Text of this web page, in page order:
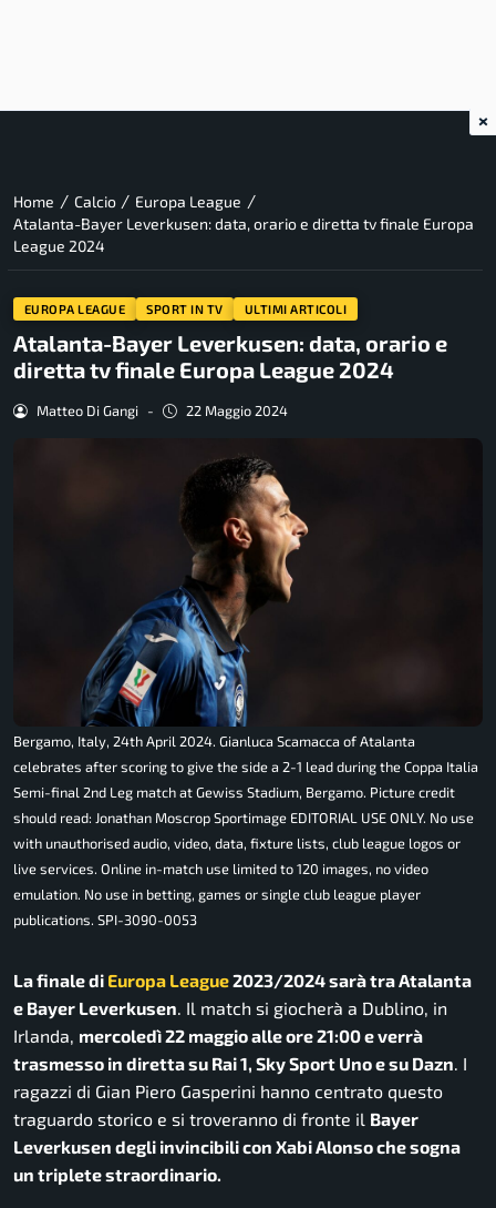
Home / Calcio / Europa League /
Atalanta-Bayer Leverkusen: data, orario e diretta tv finale Europa
League 2024
EUROPA LEAGUE SPORT IN TV ULTIMI ARTICOLI
Atalanta-Bayer Leverkusen: data, orario e
diretta tv finale Europa League 2024
Matteo Di Gangi - 22 Maggio 2024
Bergamo, Italy, 24th April 2024. Gianluca Scamacca of Atalanta
celebrates after scoring to give the side a 2-1 lead during the Coppa Italia
Semi-final 2nd Leg match at Gewiss Stadium, Bergamo. Picture credit
should read: Jonathan Moscrop Sportimage EDITORIAL USE ONLY. No use
with unauthorised audio, video, data, fixture lists, club league logos or
live services. Online in-match use limited to 120 images, no video
emulation. No use in betting, games or single club league player
publications. SPI-3090-0053
La finale di Europa League2023/2024 sarà tra Atalanta
e Bayer Leverkusen. Il match si giocherà a Dublino, in
Irlanda, mercoledì 22 maggio alle ore 21:00 e verrà
trasmesso in diretta su Rai 1, Sky Sport Uno e su Dazn. I
ragazzi di Gian Piero Gasperini hanno centrato questo
traguardo storico e si troveranno di fronte il Bayer
Leverkusen degli invincibili con Xabi Alonso che sogna
un triplete straordinario.
×